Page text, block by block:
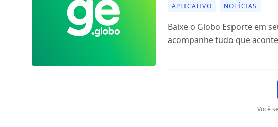
APLICATIVO NOTÍCIAS
Baixe o Globo Esporte em
acompanhe tudo que
Você